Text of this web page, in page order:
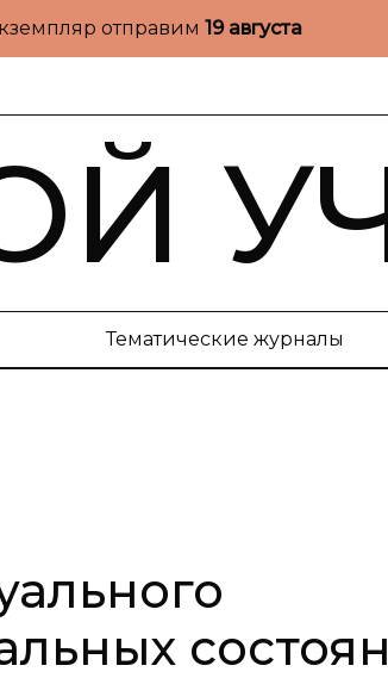
отправим 19 августа
Тематические журналы